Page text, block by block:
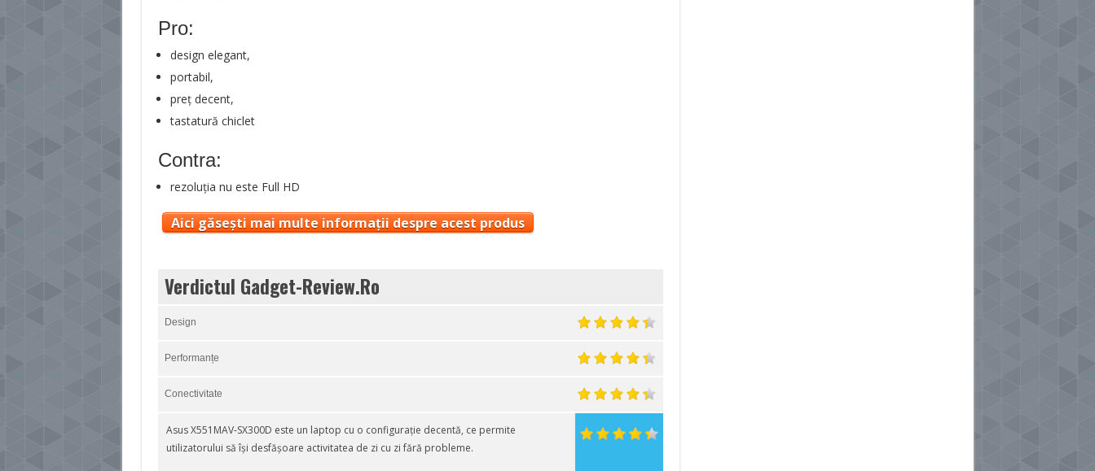
Pro:
design elegant,
portabil,
preț decent,
tastatură chiclet
Contra:
rezoluția nu este Full HD
Aici găsești mai multe informații despre acest produs
Verdictul Gadget-Review.Ro
Design
Performanțe
Conectivitate
Asus X551MAV-SX300D este un laptop cu o configurație decentă, ce permite
utilizatorului să își desfășoare activitatea de zi cu zi fără probleme.